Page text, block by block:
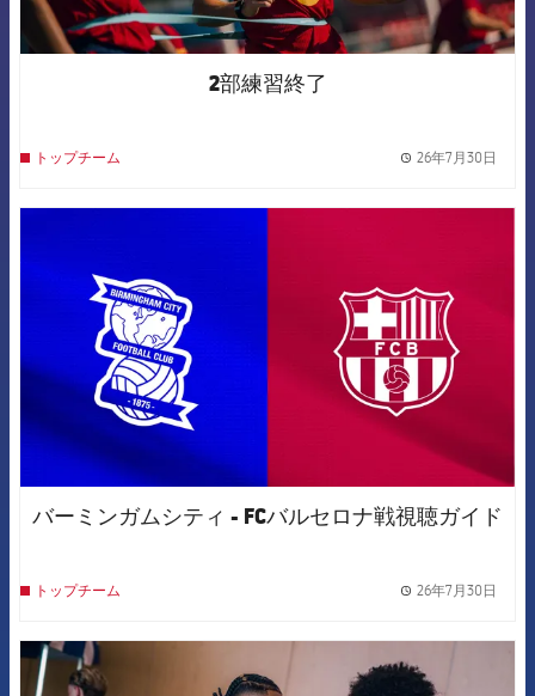
2部練習終了
トップチーム 26年7月30日
バーミンガムシティ - FCバルセロナ戦視聴ガイド
トップチーム 26年7月30日